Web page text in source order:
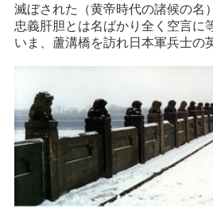
滅ぼされた（黄帝時代の諸候の名
忠義肝胆とは名ばかり全く空言に
いま、蘆溝橋を訪れ日本軍兵士の